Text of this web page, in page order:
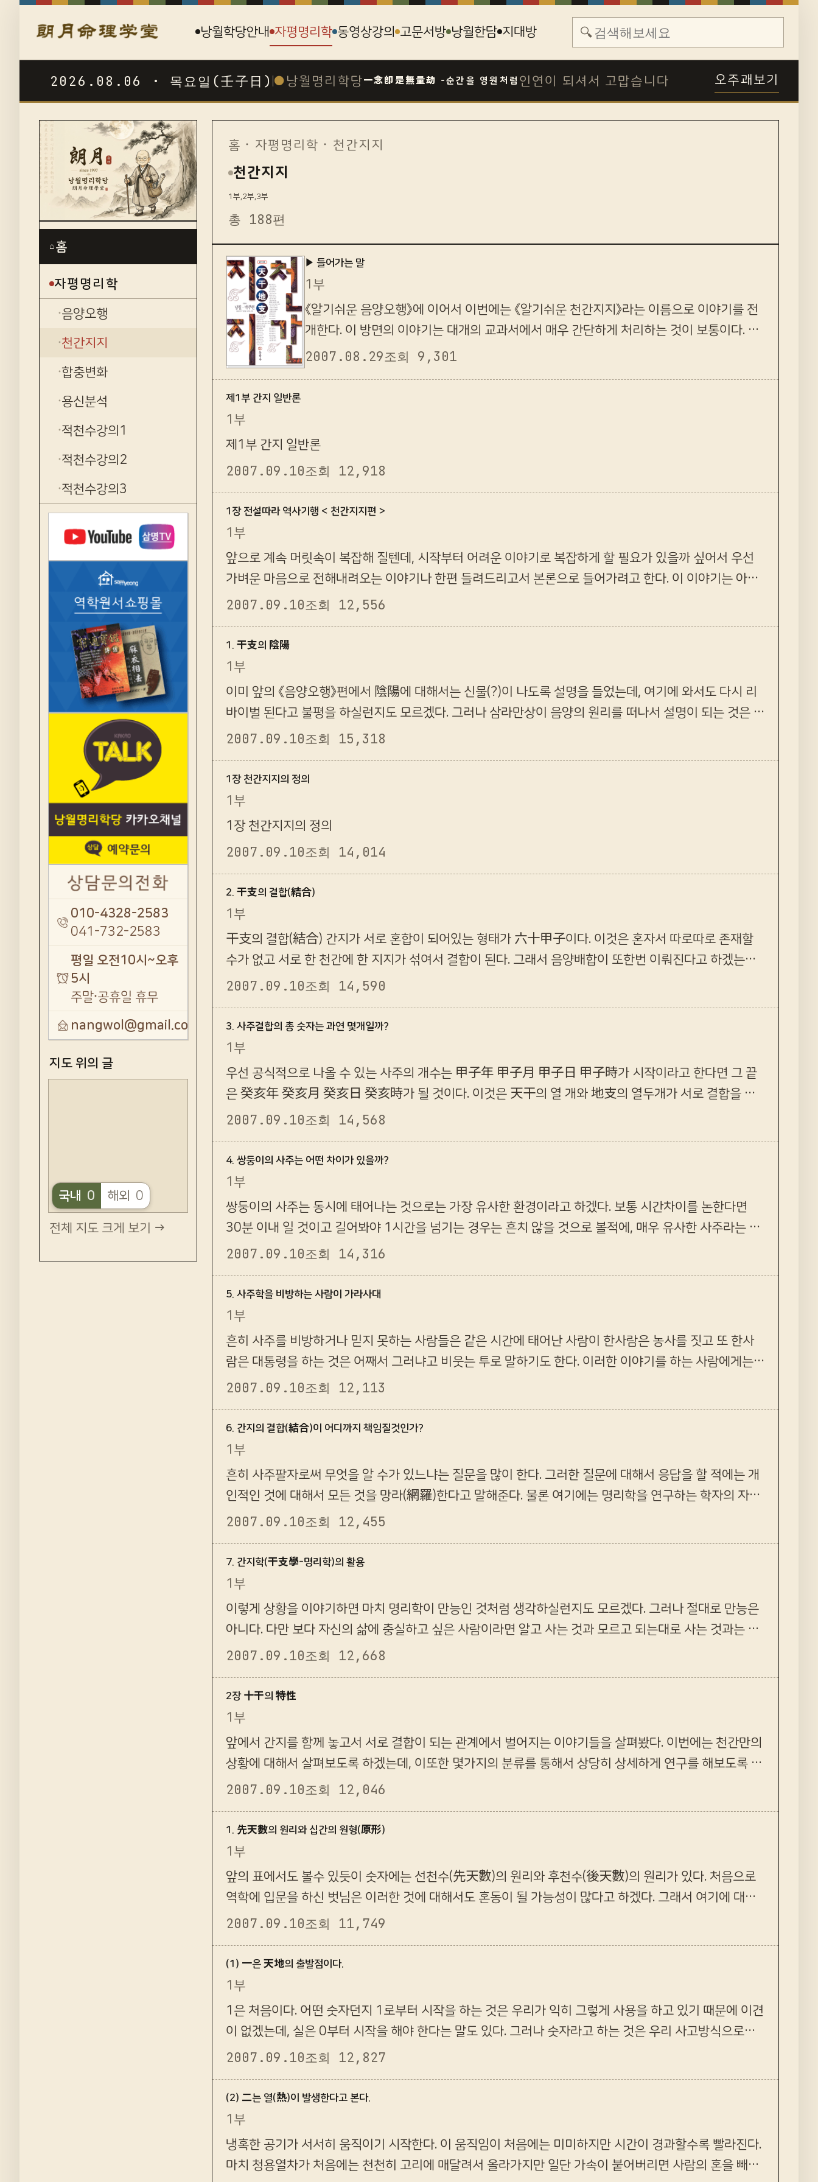
낭월학당안내 자평명리학 동영상강의 고문서방 낭월한담 지대방 🔍
2026.08.06 · 목요일(壬子日) ● 낭월명리학당一念卽是無量劫 -순간을 영원처럼 인연이 되셔서 고맙습니다 오주괘보기
⌂홈
자평명리학
음양오행
천간지지
합충변화
용신분석
적천수강의1
적천수강의2
적천수강의3
010-4328-2583
041-732-2583
평일 오전10시~오후
5시
주말·공휴일 휴무
nangwol@gmail.com
지도 위의 글
국내 0 해외 0
전체 지도 크게 보기 →
홈 · 자평명리학 · 천간지지
천간지지
1부,2부,3부
총 188편
▶ 들어가는 말
1부
《알기쉬운 음양오행》에 이어서 이번에는 《알기쉬운 천간지지》라는 이름으로 이야기를 전
개한다. 이 방면의 이야기는 대개의 교과서에서 매우 간단하게 처리하는 것이 보통이다. 그
리고 또 쉽게 생각해보면 단지 한 쪽, 또는 기껏해봐야 몇 쪽 정도로도 충분히 설명을 할 수
2007.08.29조회 9,301
제1부 간지 일반론
1부
제1부 간지 일반론
2007.09.10조회 12,918
1장 전설따라 역사기행 < 천간지지편 >
1부
앞으로 계속 머릿속이 복잡해 질텐데, 시작부터 어려운 이야기로 복잡하게 할 필요가 있을까 싶어서 우선
가벼운 마음으로 전해내려오는 이야기나 한편 들려드리고서 본론으로 들어가려고 한다. 이 이야기는 아득
한 옛날 삼황오제에 등장을 한다는 황제(黃帝)시절로 올라간다. 물론 이 내용이 사실인지…
2007.09.10조회 12,556
1. 干支의 陰陽
1부
이미 앞의 《음양오행》편에서 陰陽에 대해서는 신물(?)이 나도록 설명을 들었는데, 여기에 와서도 다시 리
바이벌 된다고 불평을 하실런지도 모르겠다. 그러나 삼라만상이 음양의 원리를 떠나서 설명이 되는 것은 몇
가지 없을 것이다. 백번 중복이 되더라도 이해를 위해서 도움이 되겠다면 얼마든지 …
2007.09.10조회 15,318
1장 천간지지의 정의
1부
1장 천간지지의 정의
2007.09.10조회 14,014
2. 干支의 결합(結合)
1부
干支의 결합(結合) 간지가 서로 혼합이 되어있는 형태가 六十甲子이다. 이것은 혼자서 따로따로 존재할
수가 없고 서로 한 천간에 한 지지가 섞여서 결합이 된다. 그래서 음양배합이 또한번 이뤄진다고 하겠는데,
이것을 간지의 결합이 된다. 그리고 그 결합에서도 천차만별의 각기 다양한 차이점을…
2007.09.10조회 14,590
3. 사주결합의 총 숫자는 과연 몇개일까?
1부
우선 공식적으로 나올 수 있는 사주의 개수는 甲子年 甲子月 甲子日 甲子時가 시작이라고 한다면 그 끝
은 癸亥年 癸亥月 癸亥日 癸亥時가 될 것이다. 이것은 天干의 열 개와 地支의 열두개가 서로 결합을 한
결과 나타날 수 있는 개수이다. 물론 실제적으로는 약간의 차이가 있다. 여기에서 말하는…
2007.09.10조회 14,568
4. 쌍둥이의 사주는 어떤 차이가 있을까?
1부
쌍둥이의 사주는 동시에 태어나는 것으로는 가장 유사한 환경이라고 하겠다. 보통 시간차이를 논한다면
30분 이내 일 것이고 길어봐야 1시간을 넘기는 경우는 흔치 않을 것으로 볼적에, 매우 유사한 사주라는 점
을 알 수가 있다. 그렇다면 쌍둥이의 운명은 어떻게 될것인가에 대해서 궁금하게 생각…
2007.09.10조회 14,316
5. 사주학을 비방하는 사람이 가라사대
1부
흔히 사주를 비방하거나 믿지 못하는 사람들은 같은 시간에 태어난 사람이 한사람은 농사를 짓고 또 한사
람은 대통령을 하는 것은 어째서 그러냐고 비웃는 투로 말하기도 한다. 이러한 이야기를 하는 사람에게는
더 이상 말을 하기 싫지만, 그래도 벗님이 이러한 질문을 받았을 적에는 어떻게 말을 …
2007.09.10조회 12,113
6. 간지의 결합(結合)이 어디까지 책임질것인가?
1부
흔히 사주팔자로써 무엇을 알 수가 있느냐는 질문을 많이 한다. 그러한 질문에 대해서 응답을 할 적에는 개
인적인 것에 대해서 모든 것을 망라(網羅)한다고 말해준다. 물론 여기에는 명리학을 연구하는 학자의 자존
심을 건드린 것에 대한 반발도 어느 정도 포함되어 있다고 해야 하겠다. 이미 음양…
2007.09.10조회 12,455
7. 간지학(干支學-명리학)의 활용
1부
이렇게 상황을 이야기하면 마치 명리학이 만능인 것처럼 생각하실런지도 모르겠다. 그러나 절대로 만능은
아니다. 다만 보다 자신의 삶에 충실하고 싶은 사람이라면 알고 사는 것과 모르고 되는대로 사는 것과는 많
은 차이가 있을 것으로 본다. 그리고 진실로 이러한 자신의 단 한번뿐인 소중한 삶을…
2007.09.10조회 12,668
2장 十干의 特性
1부
앞에서 간지를 함께 놓고서 서로 결합이 되는 관계에서 벌어지는 이야기들을 살펴봤다. 이번에는 천간만의
상황에 대해서 살펴보도록 하겠는데, 이또한 몇가지의 분류를 통해서 상당히 상세하게 연구를 해보도록 한
다. 무엇보다도 각각의 특성을 알아야 하겠는데, 아마도 생각보다는 상당히 만만치 않을…
2007.09.10조회 12,046
1. 先天數의 원리와 십간의 원형(原形)
1부
앞의 표에서도 볼수 있듯이 숫자에는 선천수(先天數)의 원리와 후천수(後天數)의 원리가 있다. 처음으로
역학에 입문을 하신 벗님은 이러한 것에 대해서도 혼동이 될 가능성이 많다고 하겠다. 그래서 여기에 대한
생각을 해보도록 한다. 물론 이 내용도 낭월이가 혼자서 궁리를 해본 것이다. 어디…
2007.09.10조회 11,749
(1) 一은 天地의 출발점이다.
1부
1은 처음이다. 어떤 숫자던지 1로부터 시작을 하는 것은 우리가 익히 그렇게 사용을 하고 있기 때문에 이견
이 없겠는데, 실은 0부터 시작을 해야 한다는 말도 있다. 그러나 숫자라고 하는 것은 우리 사고방식으로는
일단 1로 출발을 한다는 것이 가장 자연스럽지 않을까 싶다. 그리고 ‘숫자의…
2007.09.10조회 12,827
(2) 二는 열(熱)이 발생한다고 본다.
1부
냉혹한 공기가 서서히 움직이기 시작한다. 이 움직임이 처음에는 미미하지만 시간이 경과할수록 빨라진다.
마치 청용열차가 처음에는 천천히 고리에 매달려서 올라가지만 일단 가속이 붙어버리면 사람의 혼을 빼놓